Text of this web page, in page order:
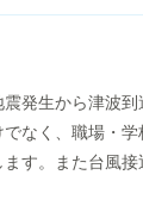
発生から津波
なく、職場・
す。また台風